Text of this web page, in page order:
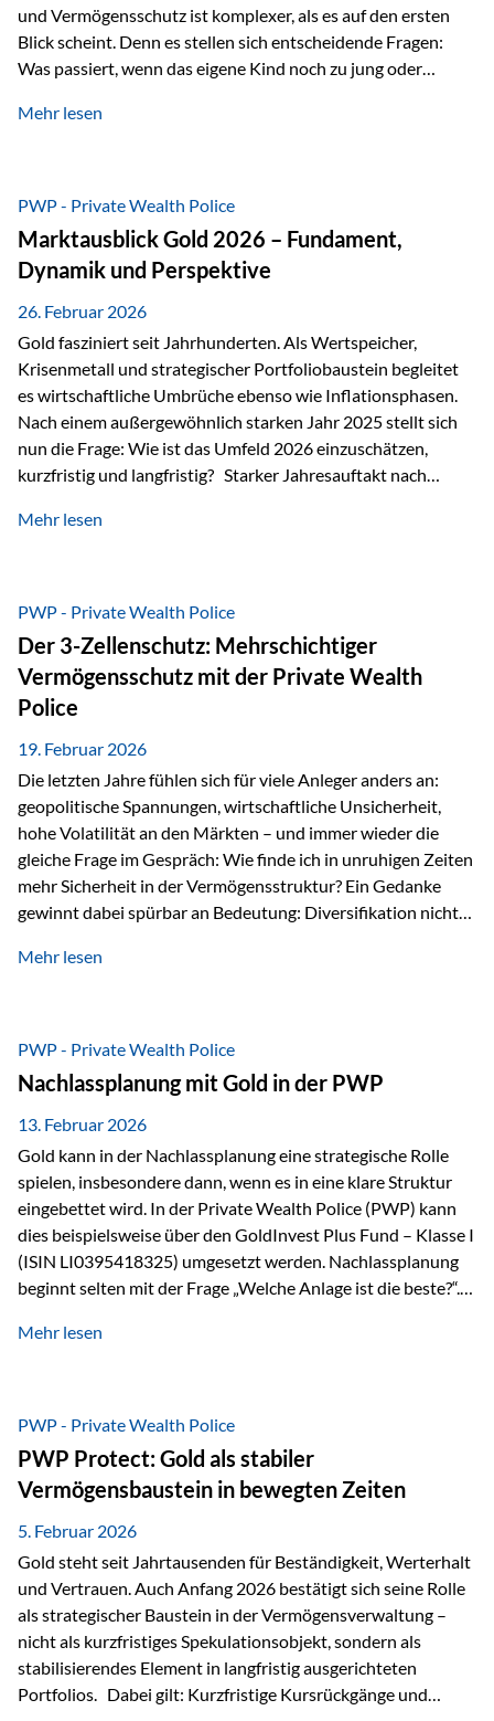
und Vermögensschutz ist komplexer, als es auf den ersten
Blick scheint. Denn es stellen sich entscheidende Fragen:
Was passiert, wenn das eigene Kind noch zu jung oder
verwalten? Wie kann verhindert werden, dass Ex-Partner,
unbürokratisch übertragen, ohne ausschließlich auf ein
Testament angewiesen zu sein? Wenn klassische Lösungen
nicht ausreichen Traditionelle Nachlassregelungen stoßen
oft…
Mehr lesen
PWP - Private Wealth Police
Marktausblick Gold 2026 – Fundament,
Dynamik und Perspektive
26. Februar 2026
Gold fasziniert seit Jahrhunderten. Als Wertspeicher,
Krisenmetall und strategischer Portfoliobaustein begleitet
es wirtschaftliche Umbrüche ebenso wie Inflationsphasen.
Nach einem außergewöhnlich starken Jahr 2025 stellt sich
nun die Frage: Wie ist das Umfeld 2026 einzuschätzen,
kurzfristig und langfristig? Starker Jahresauftakt nach
Dynamik in das Jahr 2026 gestartet. Zwischen dem
Währungen: +11,5 % Bereits 2025 war ein außergewöhnlich
starkes Jahr: +64,4 % in USD Durchschnitt über alle
Währungen: +56,6 % Langfristig zeigt sich ebenfalls ein
solides…
Mehr lesen
PWP - Private Wealth Police
Der 3-Zellenschutz: Mehrschichtiger
Vermögensschutz mit der Private Wealth
Police
19. Februar 2026
Die letzten Jahre fühlen sich für viele Anleger anders an:
geopolitische Spannungen, wirtschaftliche Unsicherheit,
hohe Volatilität an den Märkten – und immer wieder die
gleiche Frage im Gespräch: Wie finde ich in unruhigen Zeiten
mehr Sicherheit in der Vermögensstruktur? Ein Gedanke
gewinnt dabei spürbar an Bedeutung: Diversifikation nicht
Wer Vermögen ausschließlich in einem Rechtsraum
Liechtenstein eine Rolle spielen: außerhalb der EU, ohne
Euro, mit einem eigenständigen Rechts- und Finanzplatz.
Und genau an dieser Stelle setzt der 3-Zellenschutz an –…
Mehr lesen
PWP - Private Wealth Police
Nachlassplanung mit Gold in der PWP
13. Februar 2026
Gold kann in der Nachlassplanung eine strategische Rolle
spielen, insbesondere dann, wenn es in eine klare Struktur
eingebettet wird. In der Private Wealth Police (PWP) kann
dies beispielsweise über den GoldInvest Plus Fund – Klasse I
(ISIN LI0395418325) umgesetzt werden. Nachlassplanung
beginnt selten mit der Frage „Welche Anlage ist die beste?“.
was bekommen – wann – und in welcher Struktur?Und vor
bei größeren Vermögen ist das entscheidend.
Mehr lesen
PWP - Private Wealth Police
PWP Protect: Gold als stabiler
Vermögensbaustein in bewegten Zeiten
5. Februar 2026
Gold steht seit Jahrtausenden für Beständigkeit, Werterhalt
und Vertrauen. Auch Anfang 2026 bestätigt sich seine Rolle
als strategischer Baustein in der Vermögensverwaltung –
nicht als kurzfristiges Spekulationsobjekt, sondern als
stabilisierendes Element in langfristig ausgerichteten
Portfolios. Dabei gilt: Kurzfristige Kursrückgänge und